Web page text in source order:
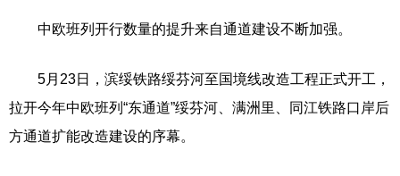
中欧班列开行数量的提升来自通道建设不断加强。
5月23日，滨绥铁路绥芬河至国境线改造工程正式开工，
拉开今年中欧班列“东通道”绥芬河、满洲里、同江铁路口岸后
方通道扩能改造建设的序幕。